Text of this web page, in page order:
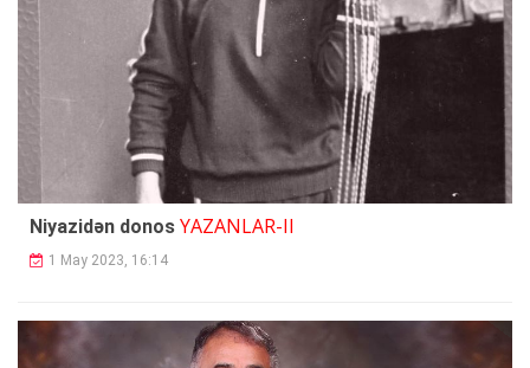
Niyazidən donos YAZANLAR-II
1 May 2023, 16:14